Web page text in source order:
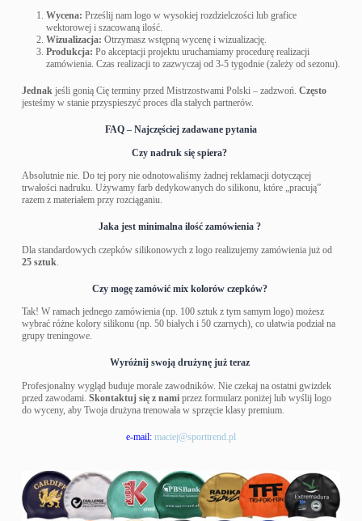
Wycena: Prześlij nam logo w wysokiej rozdzielczości lub grafice
wektorowej i szacowaną ilość.
Wizualizacja: Otrzymasz wstępną wycenę i wizualizację.
Produkcja: Po akceptacji projektu uruchamiamy procedurę realizacji
zamówienia. Czas realizacji to zazwyczaj od 3-5 tygodnie (zależy od sezonu).
Jednakjeśli gonią Cię terminy przed Mistrzostwami Polski – zadzwoń. Często
jesteśmy w stanie przyspieszyć proces dla stałych partnerów.
FAQ – Najczęściej zadawane pytania
Czy nadruk się spiera?
Absolutnie nie. Do tej pory nie odnotowaliśmy żadnej reklamacji dotyczącej
trwałości nadruku. Używamy farb dedykowanych do silikonu, które „pracują”
razem z materiałem przy rozciąganiu.
Jaka jest minimalna ilość zamówienia ?
Dla standardowych czepków silikonowych z logo realizujemy zamówienia już od
25 sztuk
Czy mogę zamówić mix kolorów czepków?
Tak! W ramach jednego zamówienia (np. 100 sztuk z tym samym logo) możesz
wybrać różne kolory silikonu (np. 50 białych i 50 czarnych), co ułatwia podział na
grupy treningowe.
Wyróżnij swoją drużynę już teraz
Profesjonalny wygląd buduje morale zawodników. Nie czekaj na ostatni gwizdek
przed zawodami. Skontaktuj się z namiprzez formularz poniżej lub wyślij logo
do wyceny, aby Twoja drużyna trenowała w sprzęcie klasy premium.
e-mail: maciej@sporttrend.pl